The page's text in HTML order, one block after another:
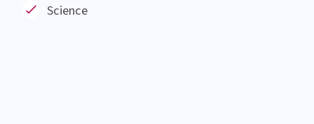
Science